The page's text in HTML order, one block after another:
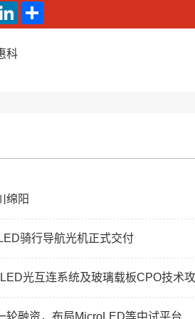
L
n
科
绵阳
骑行导航光机正式交付
光互连系统及玻璃载板CPO技术
轮融资，布局MicroLED等中试平台